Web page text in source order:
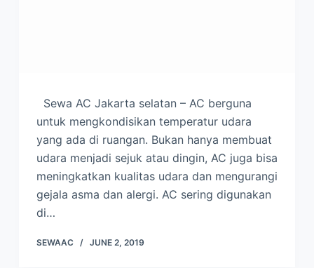
Sewa AC Jakarta selatan – AC berguna
untuk mengkondisikan temperatur udara
yang ada di ruangan. Bukan hanya membuat
udara menjadi sejuk atau dingin, AC juga bisa
meningkatkan kualitas udara dan mengurangi
gejala asma dan alergi. AC sering digunakan
di…
SEWAAC JUNE 2, 2019